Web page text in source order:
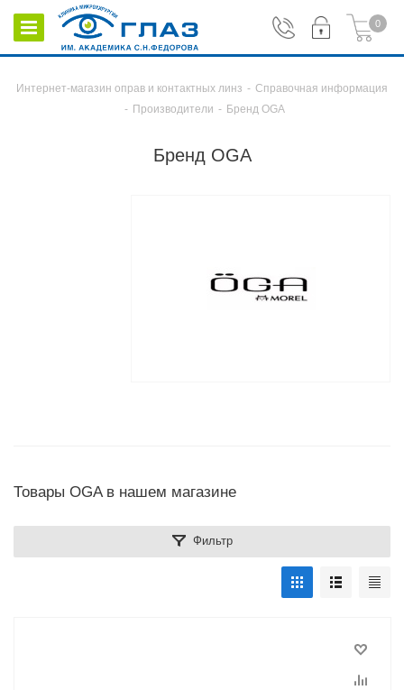
0
Интернет-магазин оправ и контактных линз - Справочная информация
- Производители - Бренд OGA
Бренд OGA
Товары OGA в нашем магазине
Фильтр